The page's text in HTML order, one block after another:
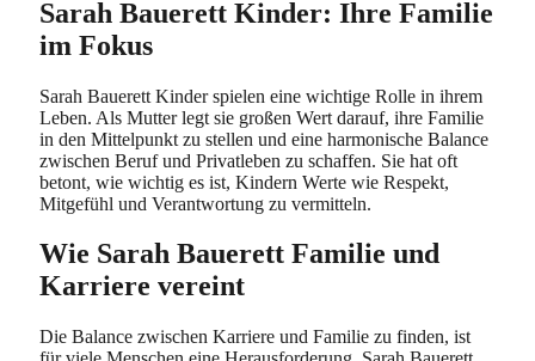
Sarah Bauerett Kinder: Ihre Familie
im Fokus
Sarah Bauerett Kinder spielen eine wichtige Rolle in ihrem
Leben. Als Mutter legt sie großen Wert darauf, ihre Familie
in den Mittelpunkt zu stellen und eine harmonische Balance
zwischen Beruf und Privatleben zu schaffen. Sie hat oft
betont, wie wichtig es ist, Kindern Werte wie Respekt,
Mitgefühl und Verantwortung zu vermitteln.
Wie Sarah Bauerett Familie und
Karriere vereint
Die Balance zwischen Karriere und Familie zu finden, ist